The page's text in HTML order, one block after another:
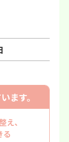
ます。
え、
る